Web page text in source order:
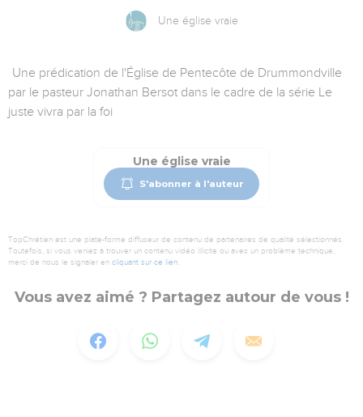
Une église vraie
Une prédication de l'Église de Pentecôte de Drummondville
par le pasteur Jonathan Bersot dans le cadre de la série Le
juste vivra par la foi
Une église vraie
S'abonner à l'auteur
TopChrétien est une plate-forme diffuseur de contenu de partenaires de qualité sélectionnés.
Toutefois, si vous veniez à trouver un contenu vidéo illicite ou avec un problème technique,
merci de nous le signaler en cliquant sur ce lien.
Vous avez aimé ? Partagez autour de vous !